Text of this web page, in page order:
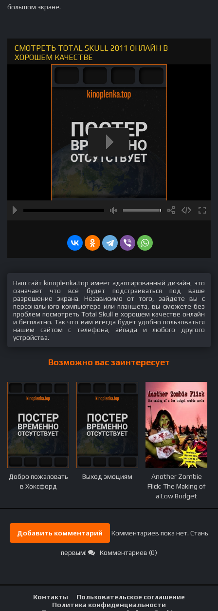
большом экране.
СМОТРЕТЬ TOTAL SKULL 2011 ОНЛАЙН В
ХОРОШЕМ КАЧЕСТВЕ
Наш сайт kinoplenka.top имеет адаптированный дизайн, это
означает что всё будет подстраиваться под ваше
разрешение экрана. Независимо от того, зайдете вы с
персонального компьютера или планшета, вы сможете без
проблем посмотреть Total Skull в хорошем качестве онлайн
и бесплатно. Так что вам всегда будет удобно пользоваться
нашим сайтом с телефона, айпада и любого другого
устройства.
Возможно вас заинтересует
Добро пожаловать
в Хоксфорд
Выход эмоциям
Another Zombie
Flick: The Making of
a Low Budget
Добавить комментарий Комментариев пока нет. Стань
первым! Комментариев (0)
Контакты
Пользовательское соглашение
Политика конфиденциальности